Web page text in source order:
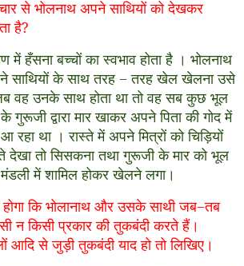
से भोलनाथ अपने साथियों को देखकर
है?
में हँसना बच्चों का स्वभाव होता है । भोलनाथ
साथियों के साथ तरह −तरह खेल खेलना उसे
वह उनके साथ होता था तो वह सब कुछ भूल
गुरूजी द्वारा मार खाकर अपने पिता की गोद में
था । रास्ते में अपने मित्रों को चिड़ियों
तो सिसकना तथा गुरूजी के मार को भूल
में शामिल होकर खेलने लगा।
कि भोलानाथ और उसके साथी जब−तब
न किसी प्रकार की तुकबंदी करते हैं।
से जुड़ी तुकबंदी याद हो तो लिखिए।